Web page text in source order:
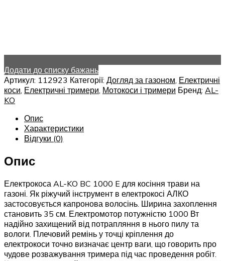
Додати до списку бажань
Артикул: 112923 Категорії: Догляд за газоном Електричні
коси Електричні тримери Мотокоси і тримери Бренд: AL-
KO
Опис
Характеристики
Відгуки (0)
Опис
Електрокоса AL-KO BC 1000 E для косіння трави на
газоні. Як ріжучий інструмент в електрокосі АЛКО
застосовується капронова волосінь. Ширина захоплення
становить 35 см. Електромотор потужністю 1000 Вт
надійно захищений від потрапляння в нього пилу та
вологи. Плечовий ремінь у точці кріплення до
електрокоси точно визначає центр ваги, що говорить про
чудове розважування тримера під час проведення робіт.